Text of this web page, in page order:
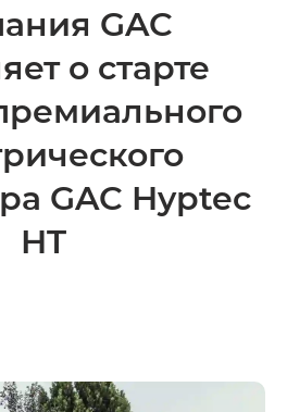
GAC
о старте
GAC Hyptec
HT